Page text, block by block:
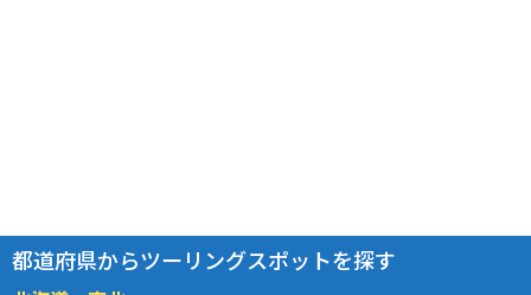
都道府県からツーリングスポットを探す